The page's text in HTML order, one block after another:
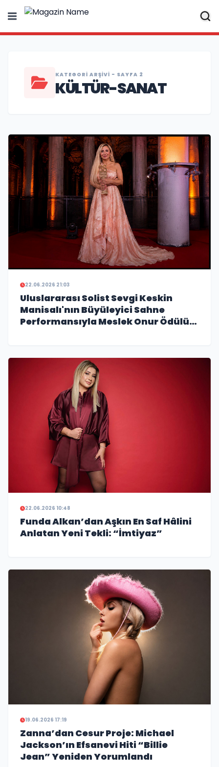
KATEGORI ARŞIVI - SAYFA 2
KÜLTÜR-SANAT
22.06.2026 21:03
Uluslararası Solist Sevgi Keskin
Manisalı'nın Büyüleyici Sahne
Performansıyla Meslek Onur Ödülü
22.06.2026 10:48
Funda Alkan’dan Aşkın En Saf Hâlini
Anlatan Yeni Tekli: “İmtiyaz”
19.06.2026 17:19
Zanna’dan Cesur Proje: Michael
Jackson’ın Efsanevi Hiti “Billie
Jean” Yeniden Yorumlandı